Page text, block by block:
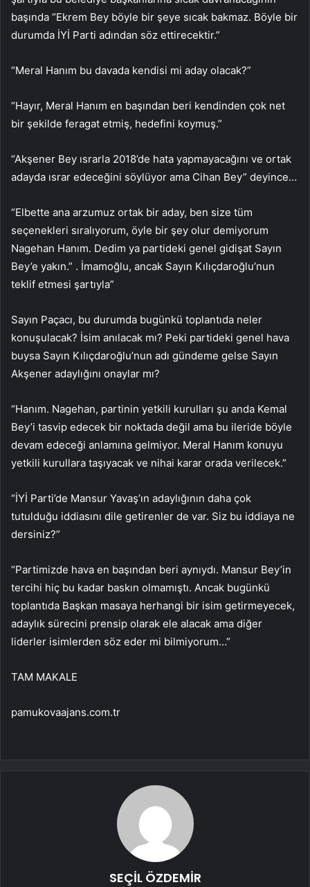
başında “Ekrem Bey böyle bir şeye sıcak bakmaz. Böyle bir
durumda İYİ Parti adından söz ettirecektir.”
“Meral Hanım bu davada kendisi mi aday olacak?”
“Hayır, Meral Hanım en başından beri kendinden çok net
bir şekilde feragat etmiş, hedefini koymuş.”
“Akşener Bey ısrarla 2018’de hata yapmayacağını ve ortak
adayda ısrar edeceğini söylüyor ama Cihan Bey” deyince…
“Elbette ana arzumuz ortak bir aday, ben size tüm
seçenekleri sıralıyorum, öyle bir şey olur demiyorum
Nagehan Hanım. Dedim ya partideki genel gidişat Sayın
Bey’e yakın.” . İmamoğlu, ancak Sayın Kılıçdaroğlu’nun
teklif etmesi şartıyla”
Sayın Paçacı, bu durumda bugünkü toplantıda neler
konuşulacak? İsim anılacak mı? Peki partideki genel hava
buysa Sayın Kılıçdaroğlu’nun adı gündeme gelse Sayın
Akşener adaylığını onaylar mı?
“Hanım. Nagehan, partinin yetkili kurulları şu anda Kemal
Bey’i tasvip edecek bir noktada değil ama bu ileride böyle
devam edeceği anlamına gelmiyor. Meral Hanım konuyu
yetkili kurullara taşıyacak ve nihai karar orada verilecek.”
“İYİ Parti’de Mansur Yavaş’ın adaylığının daha çok
tutulduğu iddiasını dile getirenler de var. Siz bu iddiaya ne
dersiniz?”
“Partimizde hava en başından beri aynıydı. Mansur Bey’in
tercihi hiç bu kadar baskın olmamıştı. Ancak bugünkü
toplantıda Başkan masaya herhangi bir isim getirmeyecek,
adaylık sürecini prensip olarak ele alacak ama diğer
liderler isimlerden söz eder mi bilmiyorum…”
TAM MAKALE
pamukovaajans.com.tr
SEÇİL ÖZDEMİR